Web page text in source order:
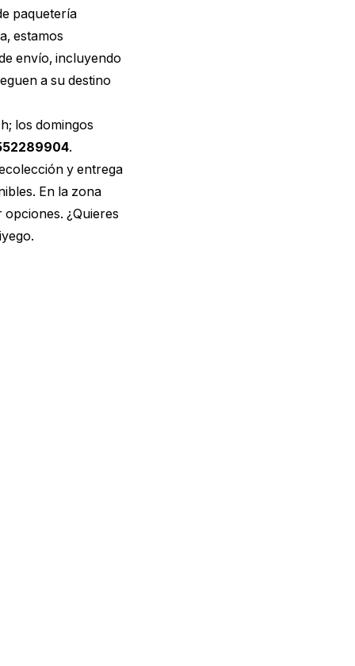
paquetería
estamos
envío, incluyendo
a su destino
los domingos
.
y entrega
En la zona
¿Quieres